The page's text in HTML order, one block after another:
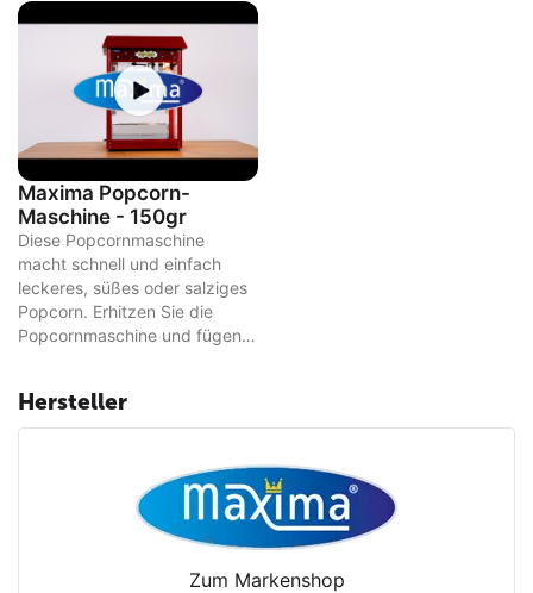
Kapazität: 150 g Maiskörner pro Zeit, ca. 3 kg pro
Stunde
Abmessungen der Maschine: B56 x T42 x H76cm
220V/50Hz/1Phase 1375W
Vor-und Nachteile
+ Sicherer Kochvorgang dank Glastüren
+ Heizelement hält das Popcorn warm
+ Einfache Bedienung
+ Ausziehbar mit Wagen
- Gründliche Reinigung ist erforderlich
Maxima Popcorn-
Maschine - 150gr
Diese Popcornmaschine
macht schnell und einfach
leckeres, süßes oder salziges
Popcorn. Erhitzen Sie die
Popcornmaschine und fügen
heißes Popcorn. Mit den
Glastüren können Sie den
und sind sicher. Sie ist mit
einem Wagen erweiterbar.
Hersteller
Zum Markenshop